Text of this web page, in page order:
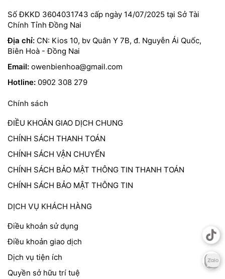
Số ĐKKD 3604031743 cấp ngày 14/07/2025 tại Sở Tài
Chính Tỉnh Đồng Nai
Địa chỉ: CN: Kios 10, bv Quân Y 7B, đ. Nguyễn Ái Quốc,
Biên Hoà - Đồng Nai
Email: owenbienhoa@gmail.com
Hotline: 0902 308 279
Chính sách
ĐIỀU KHOẢN GIAO DỊCH CHUNG
CHÍNH SÁCH THANH TOÁN
CHÍNH SÁCH VẬN CHUYỂN
CHÍNH SÁCH BẢO MẬT THÔNG TIN THANH TOÁN
CHÍNH SÁCH BẢO MẬT THÔNG TIN
DỊCH VỤ KHÁCH HÀNG
Điều khoản sử dụng
Điều khoản giao dịch
Dịch vụ tiện ích
Quyền sở hữu trí tuệ